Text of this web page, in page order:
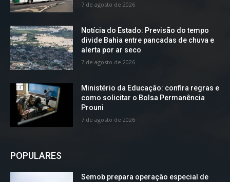
7 de agosto de 2026
Notícia do Estado: Previsão do tempo
divide Bahia entre pancadas de chuva e
alerta por ar seco
7 de agosto de 2026
Ministério da Educação: confira regras e
como solicitar o Bolsa Permanência
Prouni
7 de agosto de 2026
POPULARES
Semob prepara operação especial de